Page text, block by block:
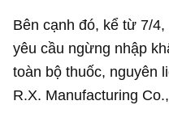
Bên cạnh đó, kể từ 7/
yêu cầu ngừng nhập
toàn bộ thuốc, nguyên
R.X. Manufacturing